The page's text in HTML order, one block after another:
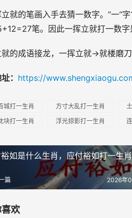
就的笔画入手去猜一数字。”一“
笔。因此一挥立就打一数字
就的成语接龙，一挥立就→就楼磨
： https://
城打一生肖 方寸大乱打一生肖
块打一生肖
浮光掠影打一生肖
如是什么生肖，应付裕如打一生肖
篇 2026年
欢